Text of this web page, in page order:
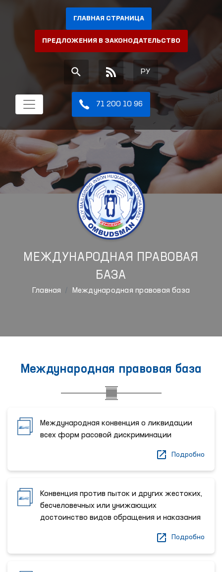
ГЛАВНАЯ СТРАНИЦА
ПРЕДЛОЖЕНИЯ В ЗАКОНОДАТЕЛЬСТВО
РУ
71 200 10 96
МЕЖДУНАРОДНАЯ ПРАВОВАЯ
БАЗА
Главная Международная правовая база
Международная правовая база
Международная конвенция о ликвидации
всех форм расовой дискриминации
Подробно
Конвенция против пыток и других жестоких,
бесчеловечных или унижающих
достоинство видов обращения и наказания
Подробно